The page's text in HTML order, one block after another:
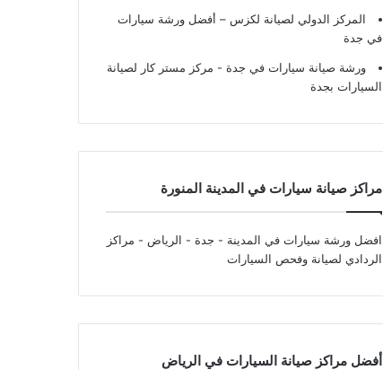
المركز الدولي لصيانة لكزس – أفضل ورشة سيارات
في جدة
ورشة صيانة سيارات في جدة - مركز مستر كار لصيانة
السيارات بجدة
مراكز صيانة سيارات في المدينة المنورة
افضل ورشة سيارات في المدينة - جدة - الرياض - مراكز
الردادي لصيانة وفحص السيارات
أفضل مراكز صيانة السيارات في الرياض